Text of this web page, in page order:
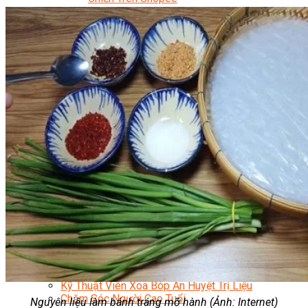
Facebook Marketing
Search Engine Optimization (SEO)
Quản Trị Fanpage
Facebook Ads
Google Ads
Content Marketing Đa Kênh
Digital Marketing Foundation
Bán Hàng Đa Kênh
Adobe Photoshop – Illustrator
Marketing Online Ngành F&B
Marketing Online Ngành Chăm Sóc Sắc Đẹp
Chuyên Đề Digital Marketing
Media Production
Chuyên Viên Tổ Chức Sự Kiện
Truyền Thông Đa Phương Tiện
Media Production
Nhiếp Ảnh Thương Mại
Sản Xuất Phim Kỹ Thuật Số
Biên Tập Video Cơ Bản Với Capcut
Dựng Phim Cơ Bản Với Adobe Premiere Pro
Sức Khỏe
Kỹ Thuật Viên Xoa Bóp Ấn Huyệt Trị Liệu
Chăm Sóc Người Cao Tuổi
Nguyên liệu làm bánh tráng mỡ hành (Ảnh: Internet)